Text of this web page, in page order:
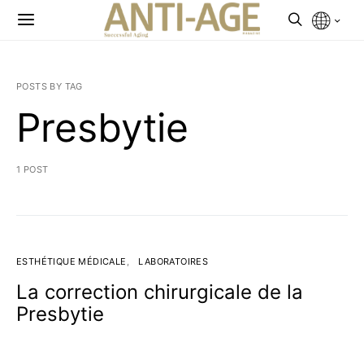
POSTS BY TAG
Presbytie
1 POST
ESTHÉTIQUE MÉDICALE LABORATOIRES
La correction chirurgicale de la
Presbytie